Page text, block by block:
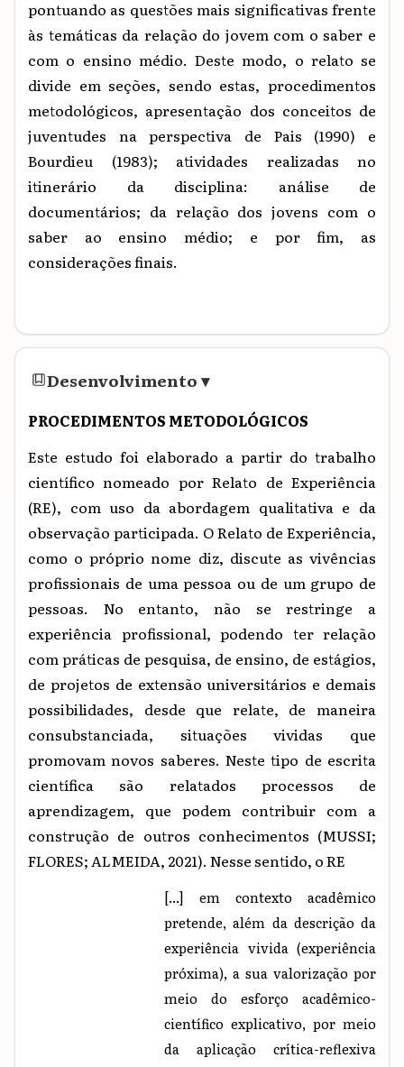
pontuando as questões mais significativas frente
às temáticas da relação do jovem com o saber e
com o ensino médio. Deste modo, o relato se
divide em seções, sendo estas, procedimentos
metodológicos, apresentação dos conceitos de
juventudes na perspectiva de Pais (1990) e
Bourdieu (1983); atividades realizadas no
itinerário da disciplina: análise de
documentários; da relação dos jovens com o
saber ao ensino médio; e por fim, as
considerações finais.
Desenvolvimento▾
PROCEDIMENTOS METODOLÓGICOS
Este estudo foi elaborado a partir do trabalho
científico nomeado por Relato de Experiência
(RE), com uso da abordagem qualitativa e da
observação participada. O Relato de Experiência,
como o próprio nome diz, discute as vivências
profissionais de uma pessoa ou de um grupo de
pessoas. No entanto, não se restringe a
experiência profissional, podendo ter relação
com práticas de pesquisa, de ensino, de estágios,
de projetos de extensão universitários e demais
possibilidades, desde que relate, de maneira
consubstanciada, situações vividas que
promovam novos saberes. Neste tipo de escrita
científica são relatados processos de
aprendizagem, que podem contribuir com a
construção de outros conhecimentos (MUSSI;
FLORES; ALMEIDA, 2021). Nesse sentido, o RE
[...] em contexto acadêmico
pretende, além da descrição da
experiência vivida (experiência
próxima), a sua valorização por
meio do esforço acadêmico-
científico explicativo, por meio
da aplicação crítica-reflexiva